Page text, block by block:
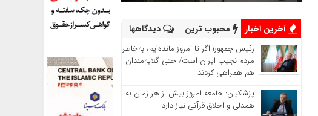
آخرین اخبار محبوب ترین دیدگاهها
رئیس‌ جمهور؛ اگر تا امروز مانده‌ایم، به‌خاطر
مردم نجیب ایران است/ حتی گلایه‌مندان
هم همراهی کردند
پزشکیان: جامعه امروز بیش از هر زمان به
همدلی و اخلاق قرآنی نیاز دارد